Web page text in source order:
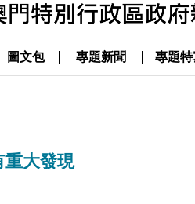
圖文包 專題新聞 專題特
重大發現